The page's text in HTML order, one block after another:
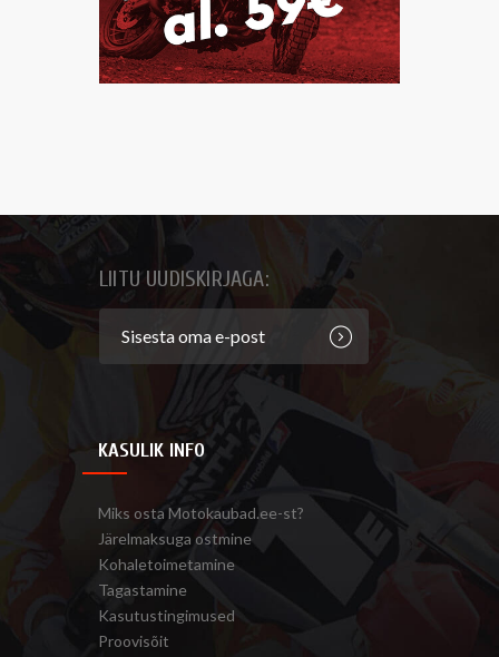
LIITU UUDISKIRJAGA:
KASULIK INFO
Miks osta Motokaubad.ee-st?
Järelmaksuga ostmine
Kohaletoimetamine
Tagastamine
Kasutustingimused
Proovisõit